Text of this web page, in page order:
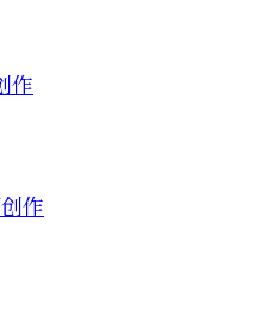
作
作